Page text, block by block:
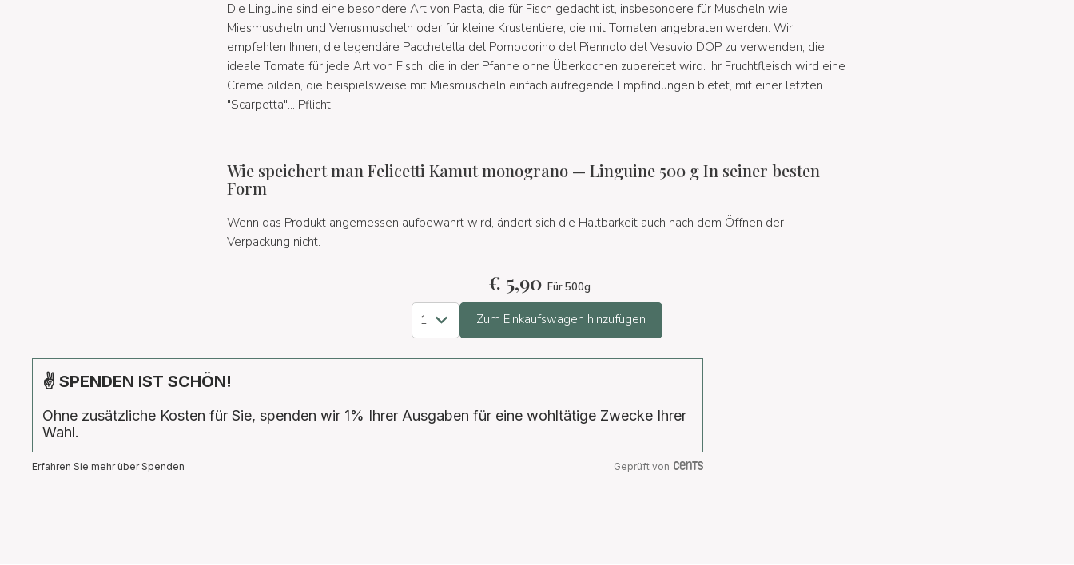
Die Linguine sind eine besondere Art von Pasta, die für Fisch gedacht ist, insbesondere für Muscheln wie
Miesmuscheln und Venusmuscheln oder für kleine Krustentiere, die mit Tomaten angebraten werden. Wir
empfehlen Ihnen, die legendäre Pacchetella del Pomodorino del Piennolo del Vesuvio DOP zu verwenden, die
ideale Tomate für jede Art von Fisch, die in der Pfanne ohne Überkochen zubereitet wird. Ihr Fruchtfleisch wird eine
Creme bilden, die beispielsweise mit Miesmuscheln einfach aufregende Empfindungen bietet, mit einer letzten
"Scarpetta"... Pflicht!
Wie speichert man Felicetti Kamut monograno — Linguine 500 g In seiner besten
Form
Wenn das Produkt angemessen aufbewahrt wird, ändert sich die Haltbarkeit auch nach dem Öffnen der
Verpackung nicht.
€ 5,90 Für 500g
Zum Einkaufswagen hinzufügen
✌ SPENDEN IST SCHÖN!
Ohne zusätzliche Kosten für Sie, spenden wir 1% Ihrer Ausgaben für eine wohltätige Zwecke Ihrer
Wahl.
Erfahren Sie mehr über Spenden Geprüft von